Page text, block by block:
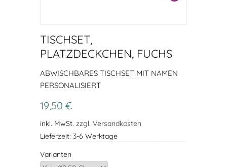
TISCHSET,
PLATZDECKCHEN, FUCHS
ABWISCHBARES TISCHSET MIT NAMEN
PERSONALISIERT
19,50 €
inkl. MwSt. zzgl. Versandkosten
Lieferzeit: 3-6 Werktage
Varianten